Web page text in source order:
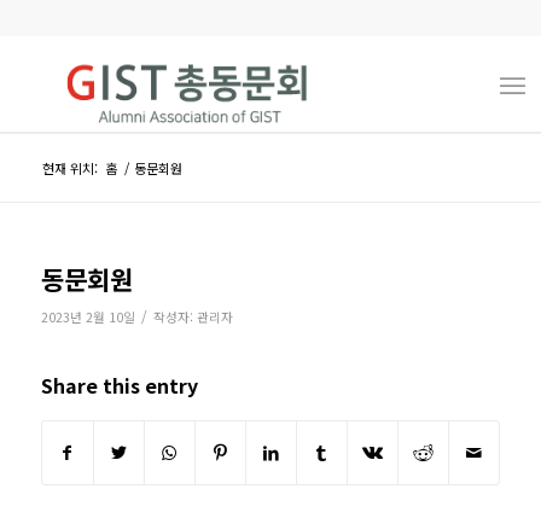
현재 위치: 홈 / 동문회원
동문회원
2023년 2월 10일 / 작성자: 관리자
Share this entry